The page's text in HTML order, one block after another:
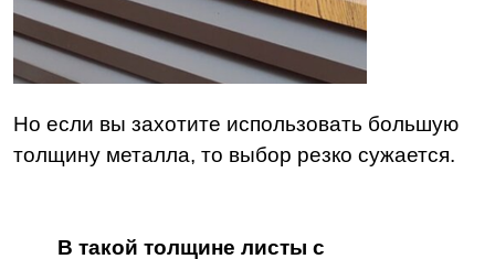
Но если вы захотите использовать большую
толщину металла, то выбор резко сужается.
В такой толщине листы с